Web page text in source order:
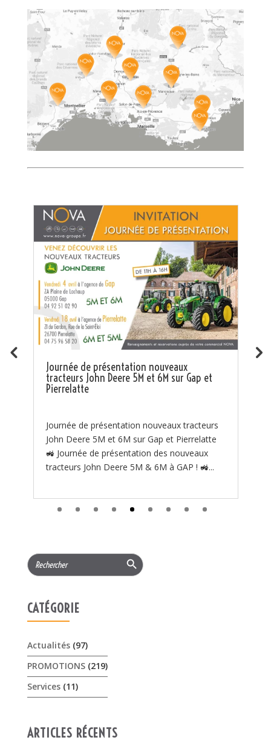
Journée de présentation nouveaux
tracteurs John Deere 5M et 6M sur Gap et
Pierrelatte
Journée de présentation nouveaux tracteurs
John Deere 5M et 6M sur Gap et Pierrelatte
🚜 Journée de présentation des nouveaux
tracteurs John Deere 5M & 6M à GAP ! 🚜...
Search
for:
Search Button
CATÉGORIE
Actualités(97)
PROMOTIONS(219)
Services(11)
ARTICLES RÉCENTS